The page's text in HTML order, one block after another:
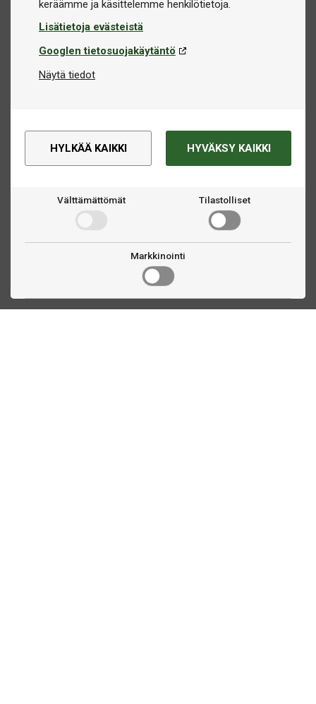
Lisätietoja evästeistä
Googlen tietosuojakäytäntö
Näytä tiedot
HYLKÄÄ KAIKKI HYVÄKSY KAIKKI
Välttämättömät Tilastolliset
Markkinointi